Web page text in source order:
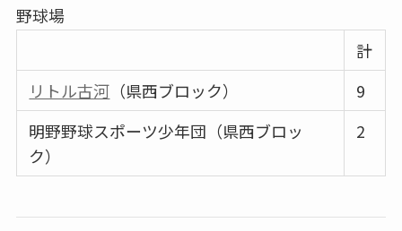
野球場
計
リトル古河 （県西ブロック）
9
明野野球スポーツ少年団（県西ブロッ
ク）
2